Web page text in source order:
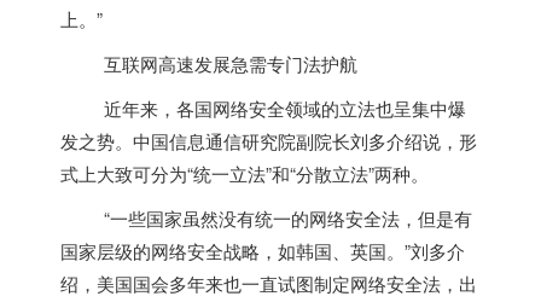
上。”
互联网高速发展急需专门法护航
近年来，各国网络安全领域的立法也呈集中爆
发之势。中国信息通信研究院副院长刘多介绍说，形
式上大致可分为“统一立法”和“分散立法”两种。
“一些国家虽然没有统一的网络安全法，但是有
国家层级的网络安全战略，如韩国 英国。”刘多介
绍， 美国国会多年来也一直试图制定网络安全法，出